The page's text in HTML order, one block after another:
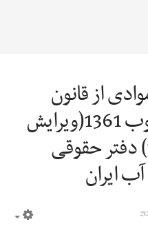
از قانون
توزیع عادلانه آب مصوب 1361(ویرایش
اول. 28 دی ماه 1399) دفتر حقوقی
ایران